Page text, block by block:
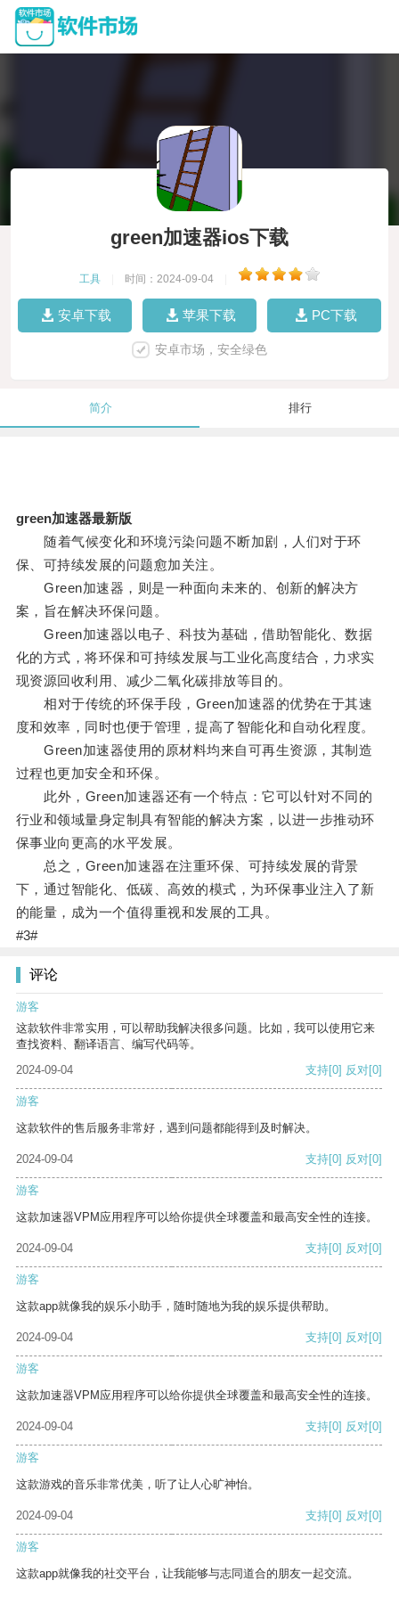
green加速器ios下载
工具 时间：2024-09-04
安卓下载 苹果下载 PC下载
安卓市场，安全绿色
简介 排行
green加速器最新版
随着气候变化和环境污染问题不断加剧，人们对于环
保、可持续发展的问题愈加关注。
Green加速器，则是一种面向未来的、创新的解决方
案，旨在解决环保问题。
Green加速器以电子、科技为基础，借助智能化、数据
化的方式，将环保和可持续发展与工业化高度结合，力求实
现资源回收利用、减少二氧化碳排放等目的。
相对于传统的环保手段，Green加速器的优势在于其速
度和效率，同时也便于管理，提高了智能化和自动化程度。
Green加速器使用的原材料均来自可再生资源，其制造
过程也更加安全和环保。
此外，Green加速器还有一个特点：它可以针对不同的
行业和领域量身定制具有智能的解决方案，以进一步推动环
保事业向更高的水平发展。
总之，Green加速器在注重环保、可持续发展的背景
下，通过智能化、低碳、高效的模式，为环保事业注入了新
的能量，成为一个值得重视和发展的工具。
#3#
评论
游客
这款软件非常实用，可以帮助我解决很多问题。比如，我可以使用它来
查找资料、翻译语言、编写代码等。
2024-09-04
支持[0] 反对[0]
游客
这款软件的售后服务非常好，遇到问题都能得到及时解决。
2024-09-04 支持[0] 反对[0]
游客
这款加速器VPM应用程序可以给你提供全球覆盖和最高安全性的连接。
2024-09-04 支持[0] 反对[0]
游客
这款app就像我的娱乐小助手，随时随地为我的娱乐提供帮助。
2024-09-04 支持[0] 反对[0]
游客
这款加速器VPM应用程序可以给你提供全球覆盖和最高安全性的连接。
2024-09-04 支持[0] 反对[0]
游客
这款游戏的音乐非常优美，听了让人心旷神怡。
2024-09-04 支持[0] 反对[0]
游客
这款app就像我的社交平台，让我能够与志同道合的朋友一起交流。